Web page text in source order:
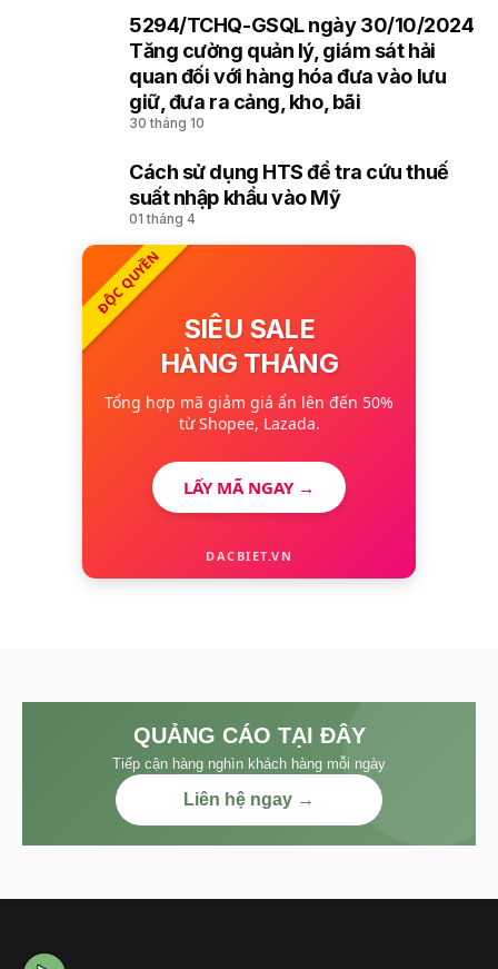
5294/TCHQ-GSQL ngày 30/10/2024
Tăng cường quản lý, giám sát hải
quan đối với hàng hóa đưa vào lưu
giữ, đưa ra cảng, kho, bãi
30 tháng 10
Cách sử dụng HTS để tra cứu thuế
suất nhập khẩu vào Mỹ
01 tháng 4
ĐỘC QUYỀN
SIÊU SALE
HÀNG THÁNG
Tổng hợp mã giảm giá ẩn lên đến 50%
từ Shopee, Lazada.
LẤY MÃ NGAY →
DACBIET.VN
QUẢNG CÁO TẠI ĐÂY
Tiếp cận hàng nghìn khách hàng mỗi ngày
Liên hệ ngay →